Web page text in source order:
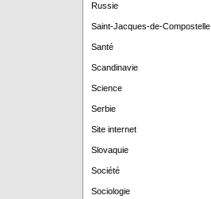
Russie
Saint-Jacques-de-Compostelle
Santé
Scandinavie
Science
Serbie
Site internet
Slovaquie
Société
Sociologie